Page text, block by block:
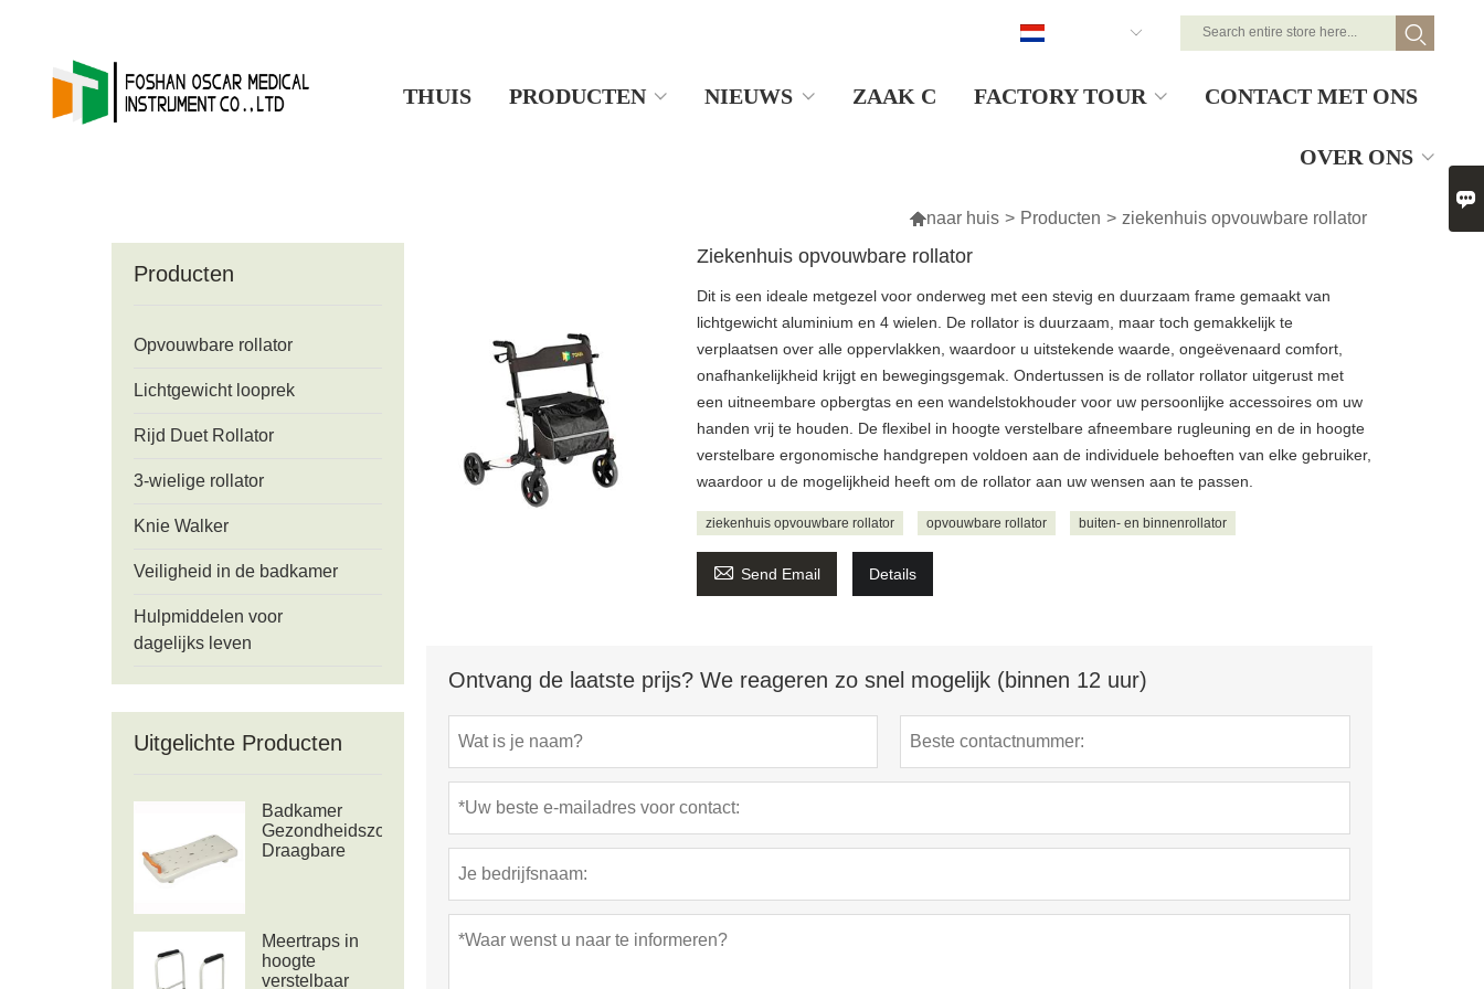
THUIS PRODUCTEN NIEUWS ZAAK C FACTORY TOUR CONTACT MET ONS
OVER ONS
naar huis > Producten > ziekenhuis opvouwbare rollator
Producten
Opvouwbare rollator
Lichtgewicht looprek
Rijd Duet Rollator
3-wielige rollator
Knie Walker
Veiligheid in de badkamer
Hulpmiddelen voor
dagelijks leven
Uitgelichte Producten
Badkamer
Gezondheidszorg
Draagbare
Meertraps in
hoogte
verstelbaar
Ziekenhuis opvouwbare rollator
Dit is een ideale metgezel voor onderweg met een stevig en duurzaam frame gemaakt van
lichtgewicht aluminium en 4 wielen. De rollator is duurzaam, maar toch gemakkelijk te
verplaatsen over alle oppervlakken, waardoor u uitstekende waarde, ongeëvenaard comfort,
onafhankelijkheid krijgt en bewegingsgemak. Ondertussen is de rollator rollator uitgerust met
een uitneembare opbergtas en een wandelstokhouder voor uw persoonlijke accessoires om uw
handen vrij te houden. De flexibel in hoogte verstelbare afneembare rugleuning en de in hoogte
verstelbare ergonomische handgrepen voldoen aan de individuele behoeften van elke gebruiker,
waardoor u de mogelijkheid heeft om de rollator aan uw wensen aan te passen.
ziekenhuis opvouwbare rollator opvouwbare rollator buiten- en binnenrollator
 Send Email Details
Ontvang de laatste prijs? We reageren zo snel mogelijk (binnen 12 uur)
